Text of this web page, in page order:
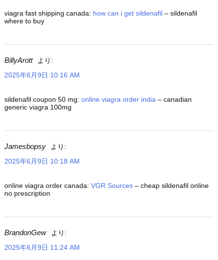
viagra fast shipping canada: how can i get sildenafil – sildenafil
where to buy
BillyArott
より:
2025年6月9日 10:16 AM
sildenafil coupon 50 mg: online viagra order india – canadian
generic viagra 100mg
Jamesbopsy
より:
2025年6月9日 10:18 AM
online viagra order canada: VGR Sources – cheap sildenafil online
no prescription
BrandonGew
より:
2025年6月9日 11:24 AM